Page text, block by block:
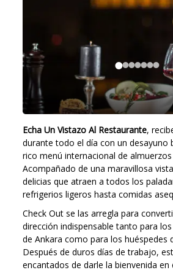
Echa Un Vistazo Al Restaurante,
durante todo el día con un desayuno
rico menú internacional de almuerzos
Acompañado de una maravillosa
delicias que atraen a todos los
refrigerios ligeros hasta comidas
Check Out se las arregla para
dirección indispensable tanto para
de Ankara como para los huéspedes
Después de duros días de trabajo,
encantados de darle la bienvenida en